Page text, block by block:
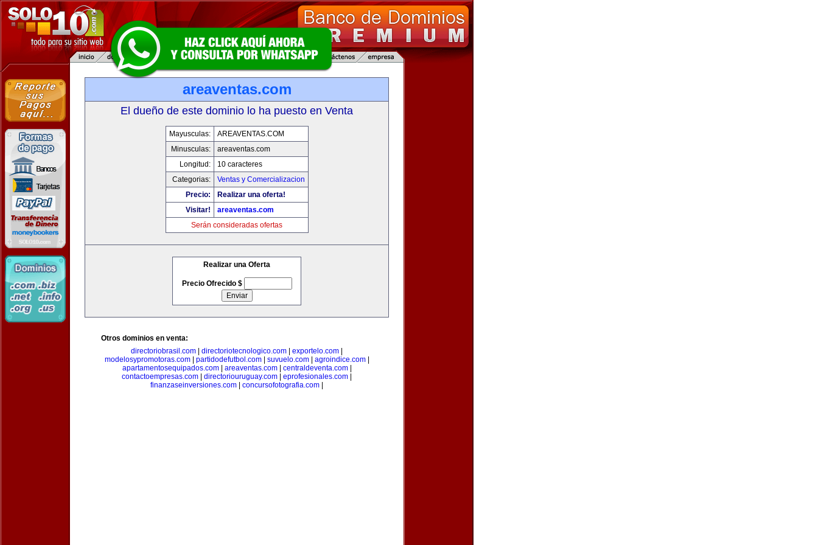
areaventas.com
El dueño de este dominio lo ha puesto en Venta
Mayusculas:
AREAVENTAS.COM
Minusculas:
areaventas.com
Longitud:
10 caracteres
Categorias:
Ventas y Comercializacion
Precio:
Realizar una oferta!
Visitar!
areaventas.com
Serán consideradas ofertas
Realizar una Oferta
Precio Ofrecido $
Otros dominios en venta:
directoriobrasil.com
directoriotecnologico.com exportelo.com
modelosypromotoras.com| partidodefutbol.com| suvuelo.com| agroindice.com|
apartamentosequipados.com| areaventas.com| centraldeventa.com|
contactoempresas.com
directoriouruguay.com eprofesionales.com
finanzaseinversiones.com
concursofotografia.com